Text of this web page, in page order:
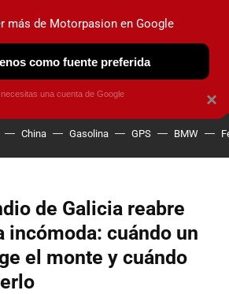
ELÉCTRICOS OBSERVATORIO
China Gasolina GPS BMW
de Galicia reabre
incómoda: cuándo un
el monte y cuándo
×
más de Motorpasion en Google
como fuente preferida
una cuenta de Google